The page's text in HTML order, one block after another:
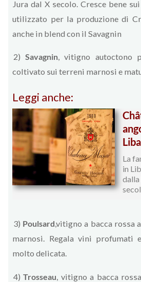
Jura dal X secolo. Cresce bene
utilizzato per la produzione di
anche in blend con il Savagnin
2)Savagnin, vitigno autoctono
coltivato sui terreni marnosi e
Leggi anche:
La
in
dalla
3) Poulsard,vitigno a bacca rossa
marnosi. Regala vini profumati
molto delicata.
4)Trosseau, vitigno a bacca